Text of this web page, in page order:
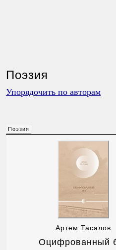
Поэзия
Упорядочить по авторам
Поэзия
Артем Тасалов
Оцифрованный